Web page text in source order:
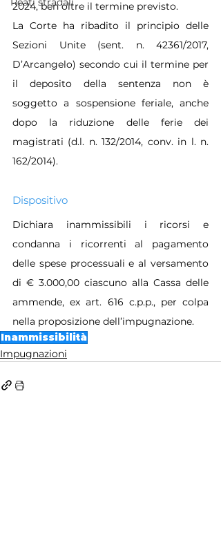
2024, ben oltre il termine previsto.
La Corte ha ribadito il principio delle
Sezioni Unite (sent. n. 42361/2017,
D’Arcangelo) secondo cui il termine per
il deposito della sentenza non è
soggetto a sospensione feriale, anche
dopo la riduzione delle ferie dei
magistrati (d.l. n. 132/2014, conv. in l. n.
162/2014).
Dispositivo
Dichiara inammissibili i ricorsi e
condanna i ricorrenti al pagamento
delle spese processuali e al versamento
di € 3.000,00 ciascuno alla Cassa delle
ammende, ex art. 616 c.p.p., per colpa
nella proposizione dell’impugnazione.
Inammissibilità
Impugnazioni